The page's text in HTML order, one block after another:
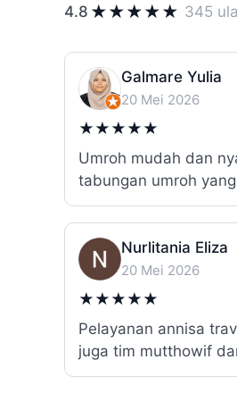
4.8 ★★★★★ 345
Galmare Yulia
20 Mei 2026
★ ★ ★ ★ ★
Umroh mudah dan
tabungan umroh
Nurlitania Eliza
20 Mei 2026
★ ★ ★ ★ ★
Pelayanan annisa
juga tim mutthowif